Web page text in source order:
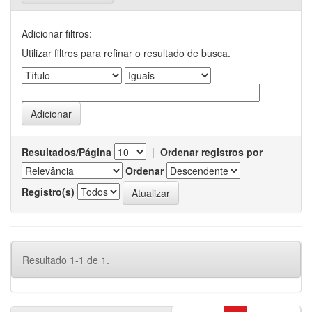
Adicionar filtros:
Utilizar filtros para refinar o resultado de busca.
Resultados/Página | Ordenar registros por
Ordenar
Registro(s)
Resultado 1-1 de 1.